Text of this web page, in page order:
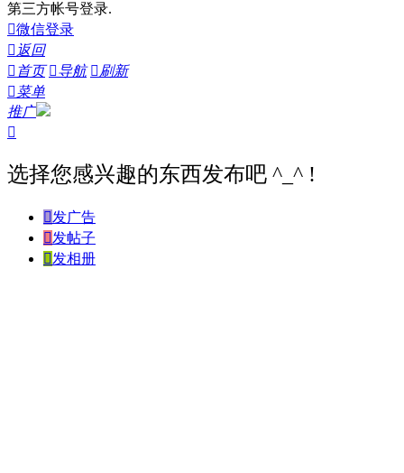
第三方帐号登录.
微信登录
 返回
 首页 导航 刷新
菜单
推广

选择您感兴趣的东西发布吧 ^_^ !
发广告
发帖子
发相册